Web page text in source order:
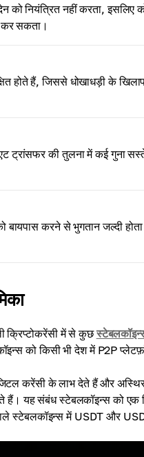
को नियंत्रित नहीं करता, इसलिए
कर सकता।
होते हैं, जिससे धोखाधड़ी के
ट्रांसफर की तुलना में कई गुना
बायपास करने से भुगतान जल्दी
क्रिप्टोकरेंसी में से कुछ
को किसी भी देश में P2P
करेंसी के लाभ देते हैं और
यह संबंध स्टेबलकॉइन्स को एक
स्टेबलकॉइन्स में USDT और